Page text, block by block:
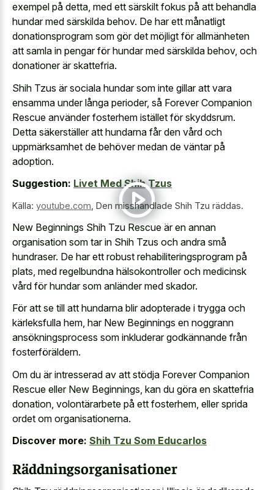
exempel på detta, med ett särskilt fokus på att behandla
hundar med särskilda behov. De har ett månatligt
donationsprogram som gör det möjligt för allmänheten
att samla in pengar för hundar med särskilda behov, och
donationer är skattefria.
Shih Tzus är sociala hundar som inte gillar att vara
ensamma under långa perioder, så Forever Companion
Rescue använder fosterhem istället för skyddsrum.
Detta säkerställer att hundarna får den vård och
uppmärksamhet de behöver medan de väntar på
adoption.
Suggestion: Livet Med Shih Tzus
Källa: youtube.com Den misshandlade Shih Tzu räddas.
New Beginnings Shih Tzu Rescue är en annan
organisation som tar in Shih Tzus och andra små
hundraser. De har ett robust rehabiliteringsprogram på
plats, med regelbundna hälsokontroller och medicinsk
vård för hundar som anländer med skador.
För att se till att hundarna blir adopterade i trygga och
kärleksfulla hem, har New Beginnings en noggrann
ansökningsprocess som inkluderar godkännande från
fosterföräldern.
Om du är intresserad av att stödja Forever Companion
Rescue eller New Beginnings, kan du göra en skattefria
donation, volontärarbete på ett fosterhem, eller sprida
ordet om organisationerna.
Discover more: Shih Tzu Som Educarlos
Räddningsorganisationer